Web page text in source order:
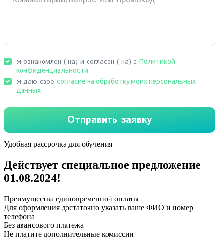
Удобная рассрочка для обучения
Действует специальное предложение
01.08.2024!
Преимущества единовременной оплаты
Для оформления достаточно указать ваше ФИО и номер
телефона
Без авансового платежа
Не платите дополнительные комиссии